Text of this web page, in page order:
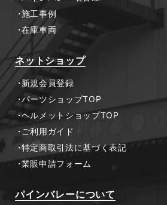
施工事例
在庫車両
ネットショップ
新規会員登録
パーツショップTOP
ヘルメットショップTOP
ご利用ガイド
特定商取引法に基づく表記
業販申請フォーム
パインバレーについて